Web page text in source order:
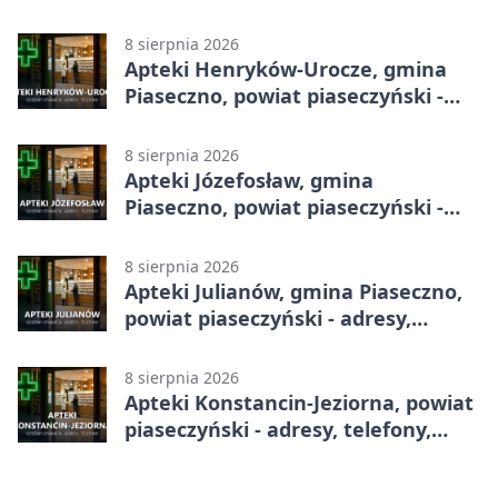
8 sierpnia 2026
Apteki Henryków-Urocze, gmina
Piaseczno, powiat piaseczyński -
8 sierpnia 2026
Apteki Józefosław, gmina
Piaseczno, powiat piaseczyński -
8 sierpnia 2026
Apteki Julianów, gmina Piaseczno,
powiat piaseczyński - adresy,
8 sierpnia 2026
Apteki Konstancin-Jeziorna, powiat
piaseczyński - adresy, telefony,